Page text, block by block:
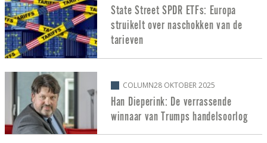
State Street SPDR ETFs: Europa
struikelt over naschokken van de
tarieven
COLUMN28 OKTOBER 2025
Han Dieperink: De verrassende
winnaar van Trumps handelsoorlog